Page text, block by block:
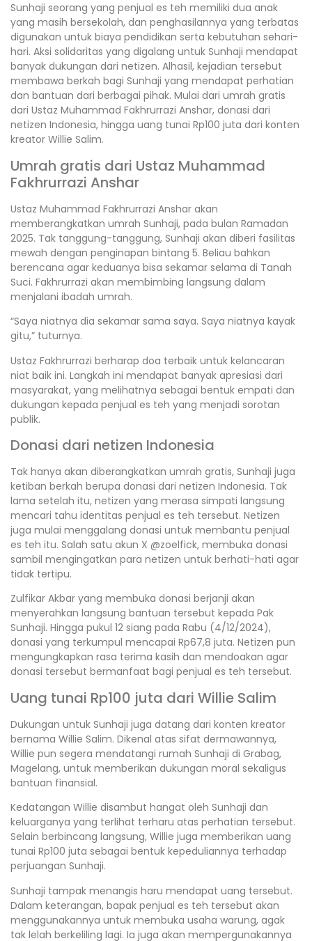
Sunhaji seorang yang penjual es teh memiliki dua anak
yang masih bersekolah, dan penghasilannya yang terbatas
digunakan untuk biaya pendidikan serta kebutuhan sehari-
hari. Aksi solidaritas yang digalang untuk Sunhaji mendapat
banyak dukungan dari netizen. Alhasil, kejadian tersebut
membawa berkah bagi Sunhaji yang mendapat perhatian
dan bantuan dari berbagai pihak. Mulai dari umrah gratis
dari Ustaz Muhammad Fakhrurrazi Anshar, donasi dari
netizen Indonesia, hingga uang tunai Rp100 juta dari konten
kreator Willie Salim.
Umrah gratis dari Ustaz Muhammad
Fakhrurrazi Anshar
Ustaz Muhammad Fakhrurrazi Anshar akan
memberangkatkan umrah Sunhaji, pada bulan Ramadan
2025. Tak tanggung-tanggung, Sunhaji akan diberi fasilitas
mewah dengan penginapan bintang 5. Beliau bahkan
berencana agar keduanya bisa sekamar selama di Tanah
Suci. Fakhrurrazi akan membimbing langsung dalam
menjalani ibadah umrah.
“Saya niatnya dia sekamar sama saya. Saya niatnya kayak
gitu,” tuturnya.
Ustaz Fakhrurrazi berharap doa terbaik untuk kelancaran
niat baik ini. Langkah ini mendapat banyak apresiasi dari
masyarakat, yang melihatnya sebagai bentuk empati dan
dukungan kepada penjual es teh yang menjadi sorotan
publik.
Donasi dari netizen Indonesia
Tak hanya akan diberangkatkan umrah gratis, Sunhaji juga
ketiban berkah berupa donasi dari netizen Indonesia. Tak
lama setelah itu, netizen yang merasa simpati langsung
mencari tahu identitas penjual es teh tersebut. Netizen
juga mulai menggalang donasi untuk membantu penjual
es teh itu. Salah satu akun X @zoelfick, membuka donasi
sambil mengingatkan para netizen untuk berhati-hati agar
tidak tertipu.
Zulfikar Akbar yang membuka donasi berjanji akan
menyerahkan langsung bantuan tersebut kepada Pak
Sunhaji. Hingga pukul 12 siang pada Rabu (4/12/2024),
donasi yang terkumpul mencapai Rp67,8 juta. Netizen pun
mengungkapkan rasa terima kasih dan mendoakan agar
donasi tersebut bermanfaat bagi penjual es teh tersebut.
Uang tunai Rp100 juta dari Willie Salim
Dukungan untuk Sunhaji juga datang dari konten kreator
bernama Willie Salim. Dikenal atas sifat dermawannya,
Willie pun segera mendatangi rumah Sunhaji di Grabag,
Magelang, untuk memberikan dukungan moral sekaligus
bantuan finansial.
Kedatangan Willie disambut hangat oleh Sunhaji dan
keluarganya yang terlihat terharu atas perhatian tersebut.
Selain berbincang langsung, Willie juga memberikan uang
tunai Rp100 juta sebagai bentuk kepeduliannya terhadap
perjuangan Sunhaji.
Sunhaji tampak menangis haru mendapat uang tersebut.
Dalam keterangan, bapak penjual es teh tersebut akan
menggunakannya untuk membuka usaha warung, agak
tak lelah berkeliling lagi. Ia juga akan mempergunakannya